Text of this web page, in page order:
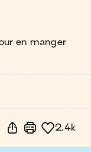
en manger
2.4k